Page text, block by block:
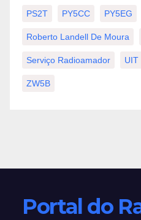
PS2T PY5CC PY5EG
Roberto Landell De Moura
Serviço Radioamador UIT
ZW5B
Portal do